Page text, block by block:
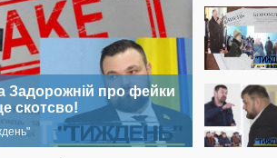
Задорожній про фейки
скотсво!